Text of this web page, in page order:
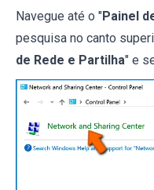
Navegue até o "Painel
pesquisa no canto
de Rede e Partilha" e